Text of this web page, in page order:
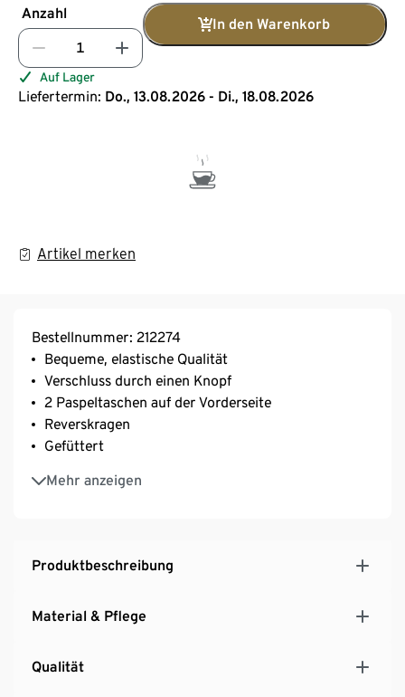
Anzahl
In den Warenkorb
Auf Lager
Liefertermin: Do., 13.08.2026 - Di., 18.08.2026
Artikel merken
Bestellnummer: 212274
Bequeme, elastische Qualität
Verschluss durch einen Knopf
2 Paspeltaschen auf der Vorderseite
Reverskragen
Gefüttert
Mehr anzeigen
Rückseite mit Teilungsnaht und Saumschlitz
Dünne Schulterpolster
Produktbeschreibung
Material & Pflege
Qualität